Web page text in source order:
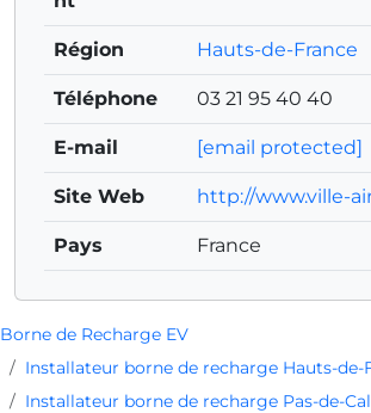
Borne de Recharge EV
Installateur borne de recharge Hauts-de-
Installateur borne de recharge Pas-de-
Région Hauts-de-France
Téléphone 03 21 95 40 40
E-mail [email protected]
Site Web http://www.ville-
Pays France